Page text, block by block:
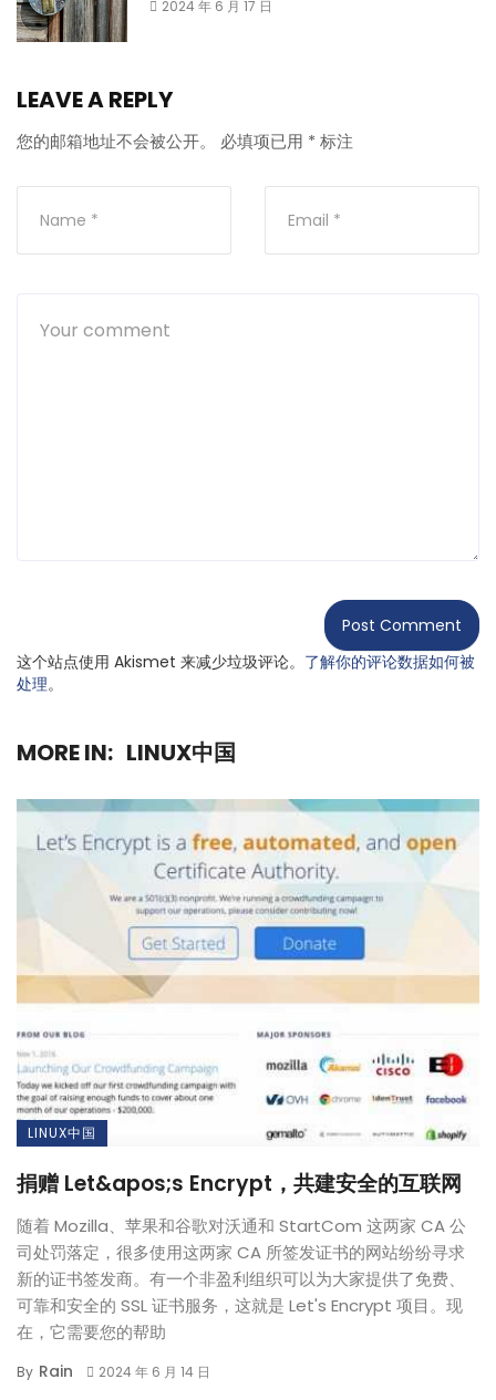
2024 年 6 月 17 日
LEAVE A REPLY
您的邮箱地址不会被公开。 必填项已用 * 标注
这个站点使用 Akismet 来减少垃圾评论。 了解你的评论数据如何被
处理。
MORE IN: LINUX中国
LINUX中国
捐赠 Let&apos;s Encrypt，共建安全的互联网
随着 Mozilla、苹果和谷歌对沃通和 StartCom 这两家 CA 公
司处罚落定，很多使用这两家 CA 所签发证书的网站纷纷寻求
新的证书签发商。有一个非盈利组织可以为大家提供了免费、
可靠和安全的 SSL 证书服务，这就是 Let's Encrypt 项目。现
在，它需要您的帮助
By Rain 2024 年 6 月 14 日